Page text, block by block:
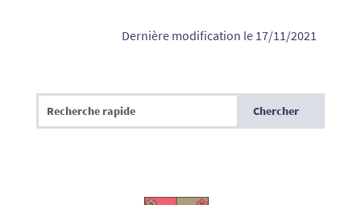
Dernière modification le 17/11/2021